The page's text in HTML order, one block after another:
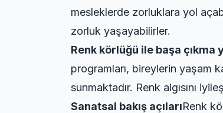
mesleklerde zorluklara yol
zorluk yaşayabilirler.
Renk körlüğü ile başa çıkma
programları, bireylerin yaşam
sunmaktadır. Renk algısını
Sanatsal bakış açılarıRenk